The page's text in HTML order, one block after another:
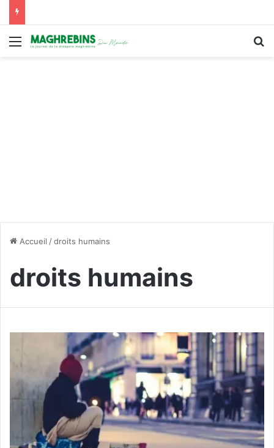
Menu
Accueil /droits humains
droits humains